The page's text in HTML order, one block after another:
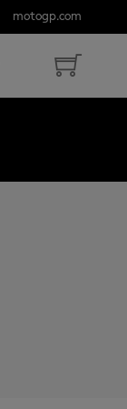
motogp.com